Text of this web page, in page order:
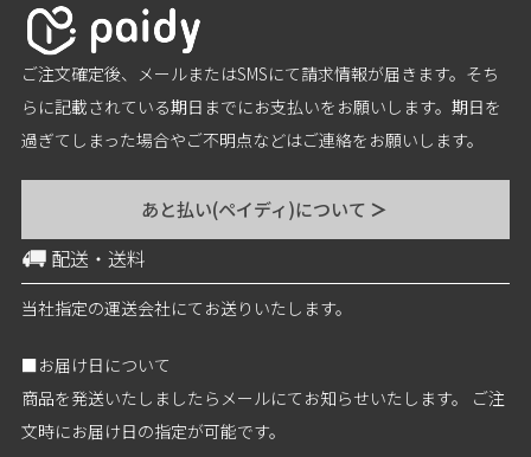
ご注文確定後、メールまたはSMSにて請求情報が届きます。そち
らに記載されている期日までにお支払いをお願いします。期日を
過ぎてしまった場合やご不明点などはご連絡をお願いします。
あと払い(ペイディ)について ＞
配送・送料
当社指定の運送会社にてお送りいたします。
■お届け日について
商品を発送いたしましたらメールにてお知らせいたします。 ご注
文時にお届け日の指定が可能です。